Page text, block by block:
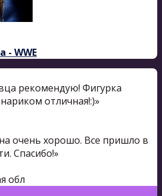
- WWE
рекомендую! Фигурка
отличная!:)»
очень хорошо. Все пришло в
Спасибо!»
обл